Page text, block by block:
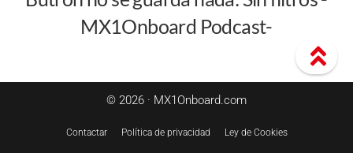
MX1Onboard Podcast-
© 2026 · MX1Onboard.com
Contactar Política de privacidad Ley de Cookies